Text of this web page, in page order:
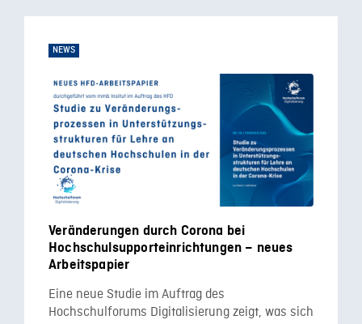
NEWS
Veränderungen durch Corona bei
Hochschulsupporteinrichtungen – neues
Arbeitspapier
Eine neue Studie im Auftrag des
Hochschulforums Digitalisierung zeigt, was sich